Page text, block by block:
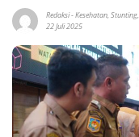
Redaksi-Kesehatan, Stunting,
22 Juli 2025